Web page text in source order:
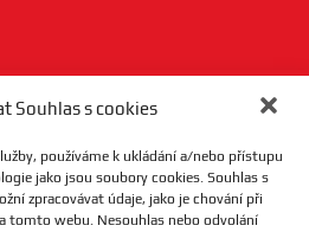
Souhlas s cookies
používáme k ukládání a/nebo přístupu
jako jsou soubory cookies. Souhlas s
zpracovávat údaje, jako je chování při
tomto webu. Nesouhlas nebo odvolání